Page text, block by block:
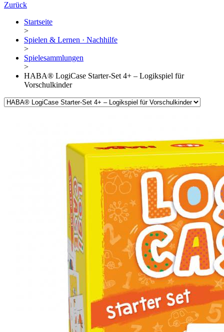
Zurück
Startseite
>
Spielen & Lernen · Nachhilfe
>
Spielesammlungen
>
HABA® LogiCase Starter-Set 4+ – Logikspiel für
Vorschulkinder